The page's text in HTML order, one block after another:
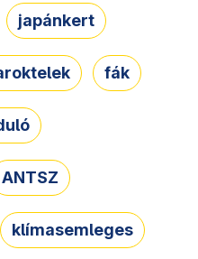
japánkert
fák
ANTSZ
klímasemleges